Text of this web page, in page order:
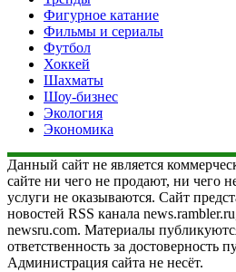
Фигурное катание
Фильмы и сериалы
Футбол
Хоккей
Шахматы
Шоу-бизнес
Экология
Экономика
Данный сайт не является
сайте ни чего не продают, ни чего
услуги не оказываются. Сайт
новостей RSS канала
newsru.com. Материалы
ответственность за достоверность
Администрация сайта не несёт.